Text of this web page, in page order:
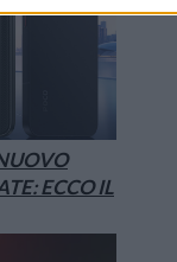
ECCO IL